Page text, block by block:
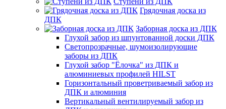
Грядочная доска из
ДПК
Заборная доска из ДПК
Глухой забор из шпунтованной доски ДПК
Светопрозрачные, шумоизолирующие
заборы из ДПК
Глухой забор "Ёлочка" из ДПК и
алюминиевых профилей HILST
Горизонтальный проветриваемый забор из
ДПК и алюминия
Вертикальный вентилируемый забор из